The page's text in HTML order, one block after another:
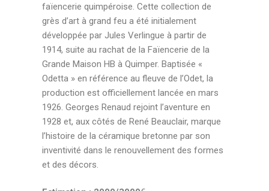
faïencerie quimpéroise. Cette collection de
grès d’art à grand feu a été initialement
développée par Jules Verlingue à partir de
1914, suite au rachat de la Faïencerie de la
Grande Maison HB à Quimper. Baptisée «
Odetta » en référence au fleuve de l’Odet, la
production est officiellement lancée en mars
1926. Georges Renaud rejoint l’aventure en
1928 et, aux côtés de René Beauclair, marque
l’histoire de la céramique bretonne par son
inventivité dans le renouvellement des formes
et des décors.